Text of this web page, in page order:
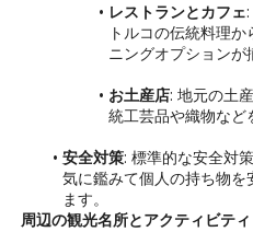
レストランとカフェ
トルコの伝統料理
ニングオプションが
お土産店: 地元の土
統工芸品や織物など
安全対策: 標準的な安全対
気に鑑みて個人の持ち物
ます。
周辺の観光名所とアクティビティ